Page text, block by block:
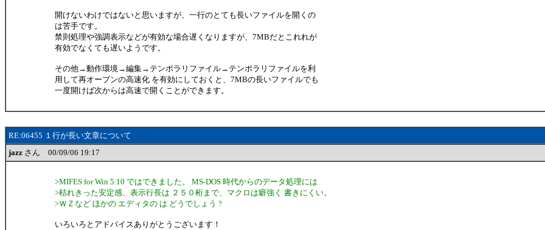
開けないわけではないと思いますが、一行のとても長いファイルを開くの
は苦手です。
禁則処理や強調表示などが有効な場合遅くなりますが、7MBだとこれれが
有効でなくても遅いようです。
その他→動作環境→編集→テンポラリファイル→テンポラリファイルを利
用して再オープンの高速化 を有効にしておくと、7MBの長いファイルでも
一度開けば次からは高速で開くことができます。
RE:06455 １行が長い文章について
jazz さん 00/09/06 19:17
>MIFES for Win 5.10 ではできました。 MS-DOS 時代からのデータ処理には
>枯れきった安定感、表示行長は ２５０桁まで、マクロは癖強く 書きにくい。
>ＷＺなど ほかの エディタの は どうでしょう ?
いろいろとアドバイスありがとうございます！